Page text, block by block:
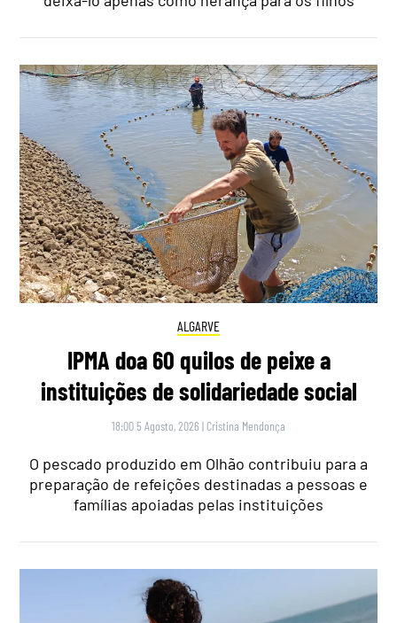
ALGARVE
IPMA doa 60 quilos de peixe a
instituições de solidariedade social
18:00 5 Agosto, 2026 | Cristina Mendonça
O pescado produzido em Olhão contribuiu para a
preparação de refeições destinadas a pessoas e
famílias apoiadas pelas instituições